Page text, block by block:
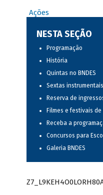
Ações
NESTA SEÇÃO
Programação
História
Quintas no BNDES
Sextas instrumentais
Reserva de
Filmes e festivais de
Receba a
Concursos para
Galeria BNDES